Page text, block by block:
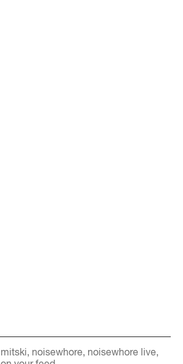
mitski noisewhore noisewhore live